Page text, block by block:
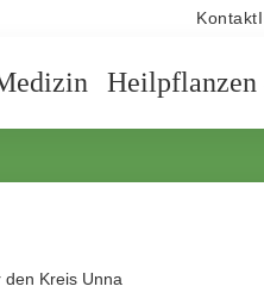
Kontakt
den Kreis Unna